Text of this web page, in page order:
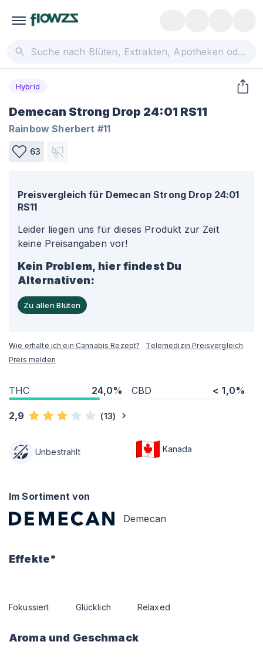
Hybrid
Demecan Strong Drop 24:01 RS11
Rainbow Sherbert #11
63
Preisvergleich für Demecan Strong Drop 24:01
RS11
Leider liegen uns für dieses Produkt zur Zeit
keine Preisangaben vor!
Kein Problem, hier findest Du
Alternativen:
Zu allen Blüten
Wie erhalte ich ein Cannabis Rezept?
Telemedizin Preisvergleich
Preis melden
THC 24,0% CBD < 1,0%
2,9 (13)
Unbestrahlt Kanada
Im Sortiment von
Demecan
Effekte*
Fokussiert Glücklich Relaxed
Aroma und Geschmack